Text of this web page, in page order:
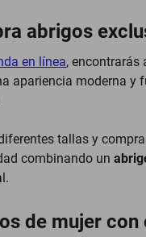
abrigos
en línea, encontrarás
apariencia moderna y
tallas y
combinando un
de mujer con